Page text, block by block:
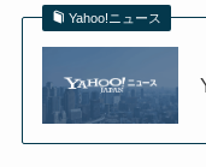
Yahoo!ニュース